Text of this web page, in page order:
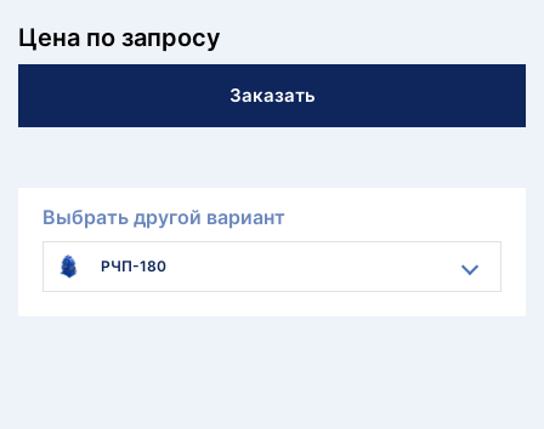
Цена по запросу
Заказать
Выбрать другой вариант
РЧП-180